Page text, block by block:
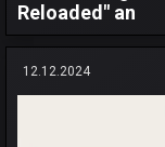
Reloaded" an
12.12.2024